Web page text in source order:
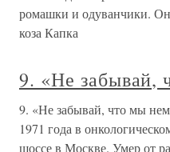
ромашки и одуванчики.
коза Капка
9. «Не забывай,
9. «Не забывай, что мы
1971 года в
шоссе в Москве. Умер от